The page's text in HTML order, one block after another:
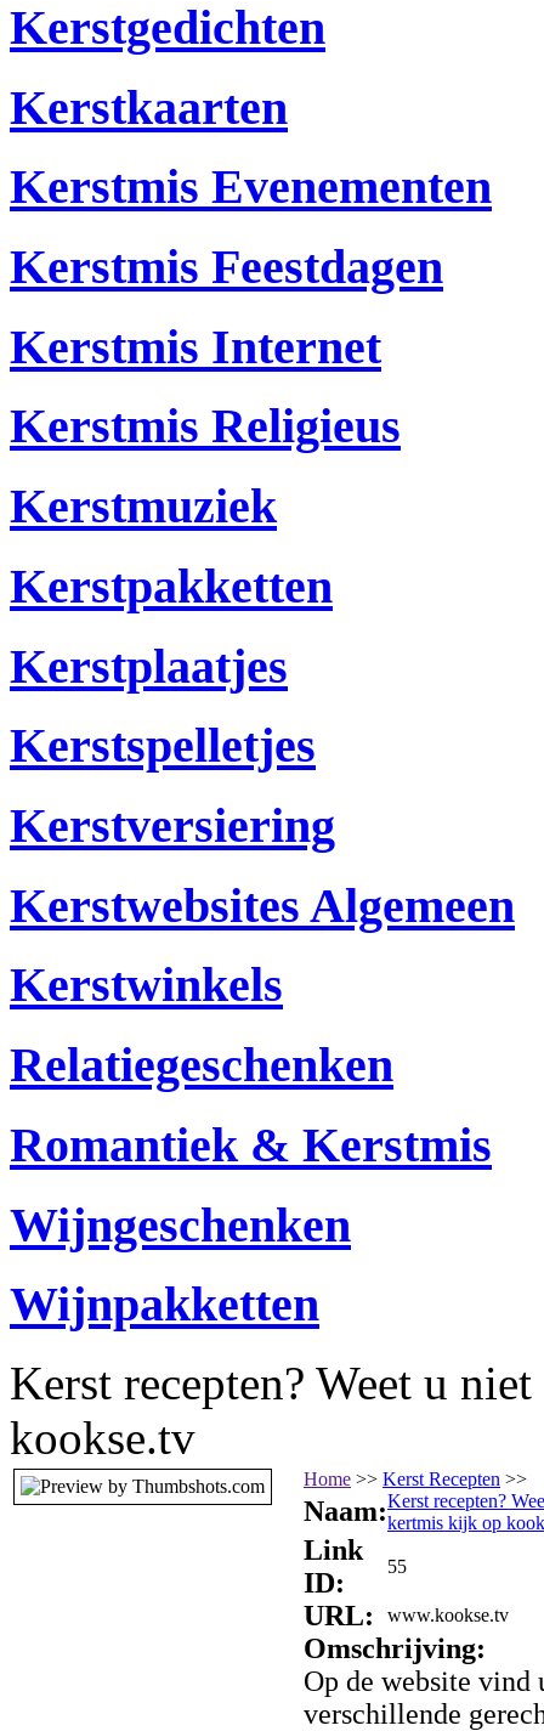
Kerstgedichten
Kerstkaarten
Kerstmis Evenementen
Kerstmis Feestdagen
Kerstmis Internet
Kerstmis Religieus
Kerstmuziek
Kerstpakketten
Kerstplaatjes
Kerstspelletjes
Kerstversiering
Kerstwebsites Algemeen
Kerstwinkels
Relatiegeschenken
Romantiek & Kerstmis
Wijngeschenken
Wijnpakketten
Kerst recepten? Weet u
kookse.tv
Home >> Kerst Recepten >>
Naam:Kerst recepten?
kertmis kijk op
Link
ID:
55
URL: www.kookse.tv
Omschrijving:
Op de website vind
verschillende